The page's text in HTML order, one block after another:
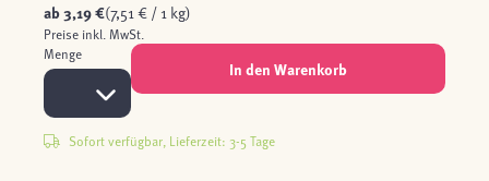
ab3,19 €(7,51 € / 1 kg)
Preise inkl. MwSt.
Menge
In den Warenkorb
Sofort verfügbar, Lieferzeit: 3-5 Tage